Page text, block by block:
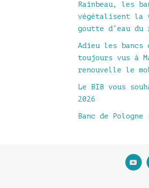
Rainbeau, les
végétalisent la
goutte d’eau du
Adieu les bancs
toujours vus à
renouvelle le
Le BIB vous
2026
Banc de Pologne